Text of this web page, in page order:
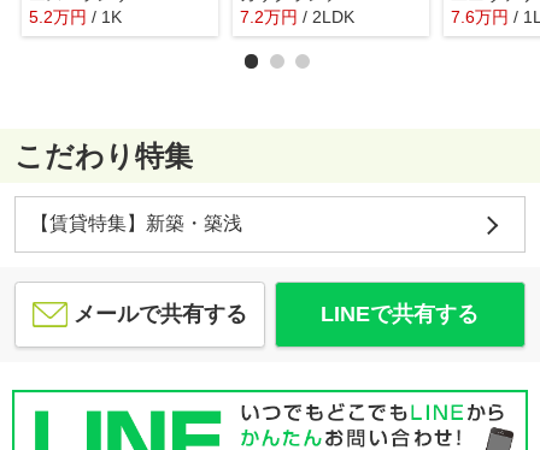
5.2万円 / 1K
7.2万円 / 2LDK
7.6万円 /
こだわり特集
【賃貸特集】新築・築浅
メールで共有する LINEで共有する